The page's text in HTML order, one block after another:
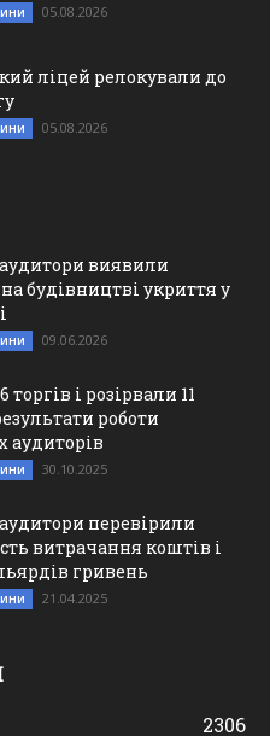
05.08.2026
ліцей релокували до
05.08.2026
виявили
будівництві укриття у
09.06.2026
і розірвали 11
роботи
аудиторів
30.10.2025
перевірили
витрачання коштів і
гривень
21.04.2025
2306